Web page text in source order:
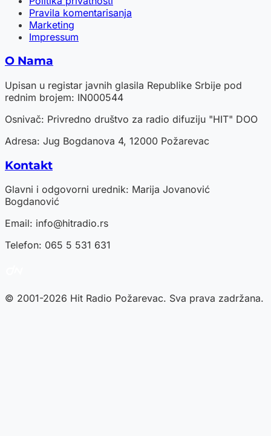
Pravila komentarisanja
Marketing
Impressum
O Nama
Upisan u registar javnih glasila Republike Srbije pod
rednim brojem: IN000544
Osnivač: Privredno društvo za radio difuziju "HIT" DOO
Adresa: Jug Bogdanova 4, 12000 Požarevac
Kontakt
Glavni i odgovorni urednik: Marija Jovanović
Bogdanović
Email: info@hitradio.rs
Telefon: 065 5 531 631
© 2001-2026 Hit Radio Požarevac. Sva prava zadržana.